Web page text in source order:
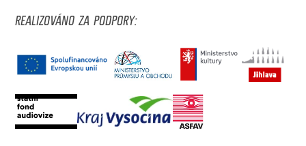
REALIZOVÁNO ZA PODPORY: